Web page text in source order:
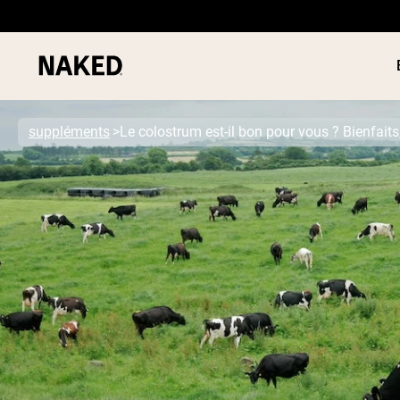
Termes de recherche populaires
”Protein Powder“
”Overnight Oats“
”Vegan protein“
”Collagen“
”Micellar Casein“
POUDRE
suppléments Le colostrum est-il bon pour vous ?